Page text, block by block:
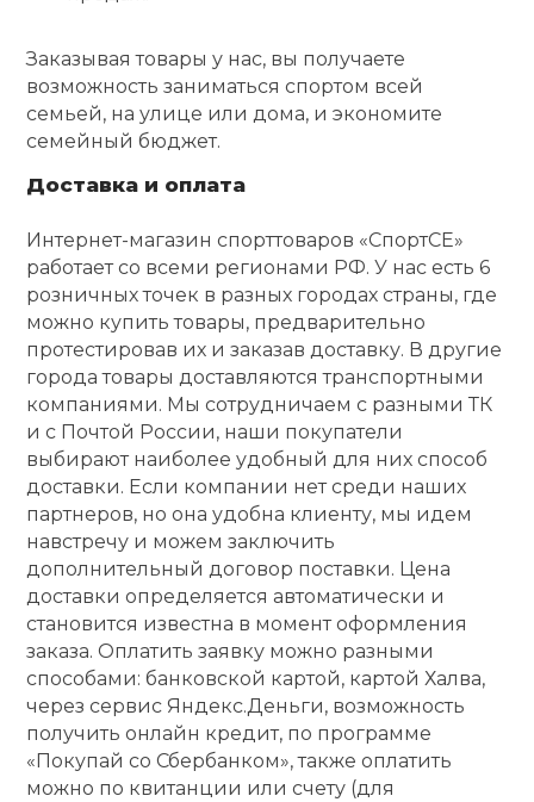
Заказывая товары у нас, вы получаете
возможность заниматься спортом всей
семьей, на улице или дома, и экономите
семейный бюджет.
Доставка и оплата
Интернет-магазин спорттоваров «СпортСЕ»
работает со всеми регионами РФ. У нас есть 6
розничных точек в разных городах страны, где
можно купить товары, предварительно
протестировав их и заказав доставку. В другие
города товары доставляются транспортными
компаниями. Мы сотрудничаем с разными ТК
и с Почтой России, наши покупатели
выбирают наиболее удобный для них способ
доставки. Если компании нет среди наших
партнеров, но она удобна клиенту, мы идем
навстречу и можем заключить
дополнительный договор поставки. Цена
доставки определяется автоматически и
становится известна в момент оформления
заказа. Оплатить заявку можно разными
способами: банковской картой, картой Халва,
через сервис Яндекс.Деньги, возможность
получить онлайн кредит, по программе
«Покупай со Сбербанком», также оплатить
можно по квитанции или счету (для